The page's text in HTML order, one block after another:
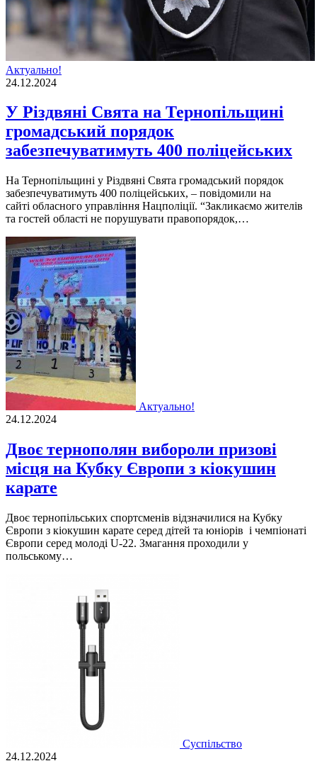
Актуально!
24.12.2024
У Різдвяні Свята на Тернопільщині
громадський порядок
забезпечуватимуть 400 поліцейських
На Тернопільщині у Різдвяні Свята громадський порядок
забезпечуватимуть 400 поліцейських, – повідомили на
сайті обласного управління Нацполіції. “Закликаємо жителів
та гостей області не порушувати правопорядок,…
Актуально!
24.12.2024
Двоє тернополян вибороли призові
місця на Кубку Європи з кіокушин
карате
Двоє тернопільських спортсменів відзначилися на Кубку
Європи з кіокушин карате серед дітей та юніорів і чемпіонаті
Європи серед молоді U-22. Змагання проходили у
польському…
Суспільство
24.12.2024